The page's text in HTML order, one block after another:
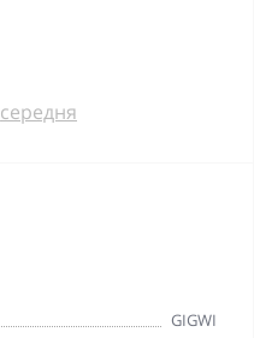
середня
GIGWI